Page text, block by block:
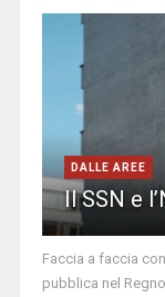
DALLE AREE
Il SSN e
Faccia a faccia
pubblica nel